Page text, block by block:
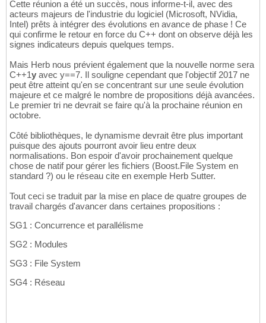
Cette réunion a été un succès, nous informe-t-il, avec des
acteurs majeurs de l'industrie du logiciel (Microsoft, NVidia,
Intel) prêts à intégrer des évolutions en avance de phase ! Ce
qui confirme le retour en force du C++ dont on observe déjà les
signes indicateurs depuis quelques temps.
Mais Herb nous prévient également que la nouvelle norme sera
C++1y avec y==7. Il souligne cependant que l'objectif 2017 ne
peut être atteint qu'en se concentrant sur une seule évolution
majeure et ce malgré le nombre de propositions déjà avancées.
Le premier tri ne devrait se faire qu'à la prochaine réunion en
octobre.
Côté bibliothèques, le dynamisme devrait être plus important
puisque des ajouts pourront avoir lieu entre deux
normalisations. Bon espoir d'avoir prochainement quelque
chose de natif pour gérer les fichiers (Boost.File System en
standard ?) ou le réseau cite en exemple Herb Sutter.
Tout ceci se traduit par la mise en place de quatre groupes de
travail chargés d'avancer dans certaines propositions :
SG1 : Concurrence et parallélisme
SG2 : Modules
SG3 : File System
SG4 : Réseau